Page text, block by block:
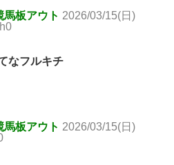
板アウト 2026/03/15(日)
なフルキチ
板アウト 2026/03/15(日)